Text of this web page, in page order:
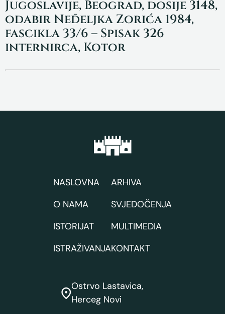
Jugoslavije, Beograd, dosije 3148,
odabir Neđeljka Zorića 1984,
fascikla 33/6 – Spisak 326
internirca, Kotor
NASLOVNA
O NAMA
ISTORIJAT
ISTRAŽIVANJA
ARHIVA
SVJEDOČENJA
MULTIMEDIA
KONTAKT
Ostrvo Lastavica,
Herceg Novi